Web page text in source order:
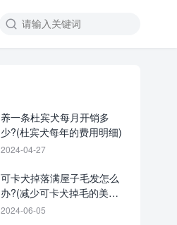
养一条杜宾犬每月开销多
少?(杜宾犬每年的费用明细)
2024-04-27
可卡犬掉落满屋子毛发怎么
办?(减少可卡犬掉毛的美容
指南)
2024-06-05